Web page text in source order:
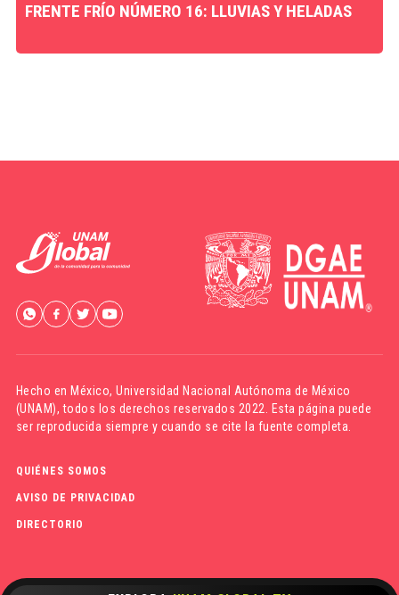
FRENTE FRÍO NÚMERO 16: LLUVIAS Y HELADAS
Hecho en México,Universidad Nacional Autónoma de México
(UNAM), todos los derechos reservados 2022. Esta página puede
ser reproducida siempre y cuando se cite la fuente completa.
QUIÉNES SOMOS
AVISO DE PRIVACIDAD
DIRECTORIO